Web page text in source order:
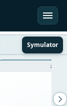
Symulator